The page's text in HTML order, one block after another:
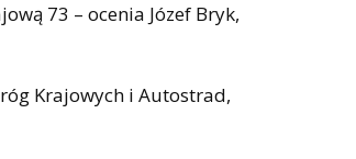
73 – ocenia Józef Bryk,
Krajowych i Autostrad,